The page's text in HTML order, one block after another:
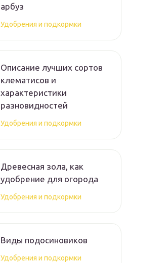
арбуз
Удобрения и подкормки
Описание лучших сортов
клематисов и
характеристики
разновидностей
Удобрения и подкормки
Древесная зола, как
удобрение для огорода
Удобрения и подкормки
Виды подосиновиков
Удобрения и подкормки